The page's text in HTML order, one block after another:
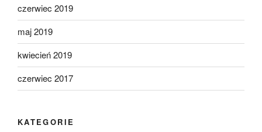
czerwiec 2019
maj 2019
kwiecień 2019
czerwiec 2017
KATEGORIE